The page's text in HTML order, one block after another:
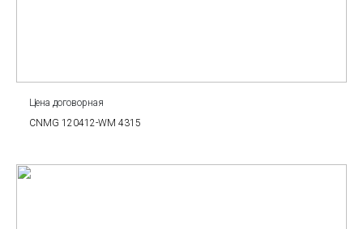
Цена договорная
CNMG 120412-WM 4315